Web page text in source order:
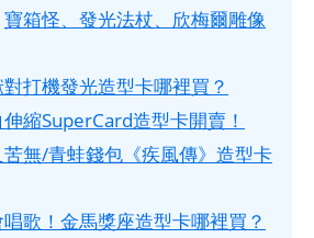
寶箱怪、發光法杖、欣梅爾雕像
打機發光造型卡哪裡買？
縮SuperCard造型卡開賣！
無/青蛙錢包《疾風傳》造型卡
歌！金馬獎座造型卡哪裡買？